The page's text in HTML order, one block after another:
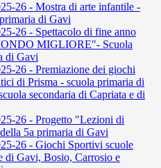
26 - Mostra di arte infantile -
di Gavi
26 - Spettacolo di fine anno
MIGLIORE"- Scuola
di Gavi
26 - Premiazione dei giochi
di Prisma - scuola primaria di
secondaria di Capriata e di
26 - Progetto "Lezioni di
5a primaria di Gavi
26 - Giochi Sportivi scuole
di Gavi, Bosio, Carrosio e